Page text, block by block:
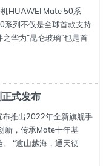
HUAWEI Mate 50系
系列不仅是全球首款支持
华为“昆仑玻璃”也是首
式发布
布推出2022年全新旗舰手
新，传承Mate十年基
“逾山越海，通天彻